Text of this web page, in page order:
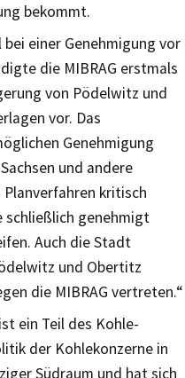
bekommt.
einer Genehmigung vor
die MIBRAG erstmals
von Pödelwitz und
vor. Das
Genehmigung
und andere
kritisch
schließlich genehmigt
Auch die Stadt
und Obertitz
die MIBRAG vertreten.“
ein Teil des Kohle-
der Kohlekonzerne in
Südraum und hat sich